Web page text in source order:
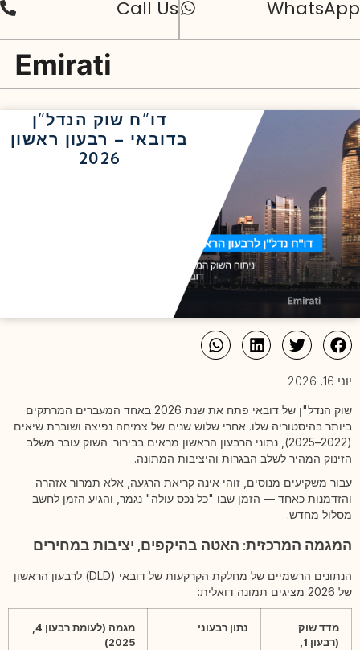
WhatsApp
Call Us
דו”ח שוק הנדל”ן
בדובאי – רבעון ראשון
2026
יוני 16, 2026
שוק הנדל"ן של דובאי פתח את שנת 2026 באחד המעברים המרתקים
ביותר בהיסטוריה שלו. אחרי שלוש שנים של צמיחה נפיצה ושוברת שיאים
(2022–2025), נתוני הרבעון הראשון מראים בבירור: השוק עובר משלב
הזינוק המהיר לשלב הבגרות והיציבות המתונה.
עבור משקיעים מנוסים, זוהי אינה קריאת הרגעה, אלא תמרור אזהרה
והזדמנות כאחד — הזמן שבו "כל נכס עולה" נגמר, והגיע הזמן לחשב
מסלול מחדש.
המגמה המרכזית: האטה בהיקפים, יציבות במחירים
הנתונים הרשמיים של מחלקת הקרקעות של דובאי (DLD) לרבעון הראשון
של 2026 מציגים תמונה דואלית:
מדד שוק
(רבעון 1,
נתון רבעוני
מגמה (לעומת רבעון 4,
2025)